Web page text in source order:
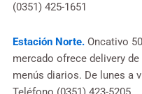
(0351) 425-1651
Estación Norte. Oncativo
mercado ofrece delivery
menús diarios. De lunes a